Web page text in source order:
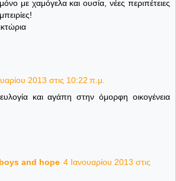
με χαμόγελα και ουσία, νέες περιπέτειες
2013 στις 10:22 π.μ.
και αγάπη στην όμορφη οικογένεια
and hope 4 Ιανουαρίου 2013 στις